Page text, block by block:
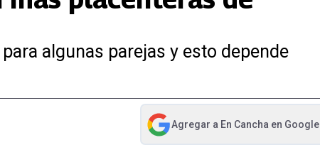
algunas parejas y esto depende
Agregar a En Cancha en Google
abre en nueva pestaña